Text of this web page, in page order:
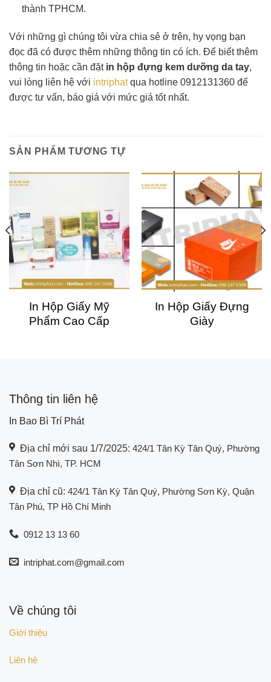
thành TPHCM.
Với những gì chúng tôi vừa chia sẻ ở trên, hy vọng bạn
đọc đã có được thêm những thông tin có ích. Để biết thêm
thông tin hoặc cần đặt in hộp đựng kem dưỡng da tay,
vui lòng liên hệ với intriphatqua hotline 0912131360 để
được tư vấn, báo giá với mức giá tốt nhất.
SẢN PHẨM TƯƠNG TỰ
In Hộp Giấy Mỹ
Phẩm Cao Cấp
In Hộp Giấy Đựng
Giày
Thông tin liên hệ
In Bao Bì Trí Phát
Địa chỉ mới sau 1/7/2025: 424/1 Tân Kỳ Tân Quý, Phường
Tân Sơn Nhì, TP. HCM
Địa chỉ cũ: 424/1 Tân Kỳ Tân Quý, Phường Sơn Kỳ, Quận
Tân Phú, TP Hồ Chí Minh
0912 13 13 60
intriphat.com@gmail.com
Về chúng tôi
Giới thiệu
Liên hệ